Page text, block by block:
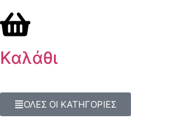
Καλάθι
ΟΛΕΣ ΟΙ ΚΑΤΗΓΟΡΙΕΣ